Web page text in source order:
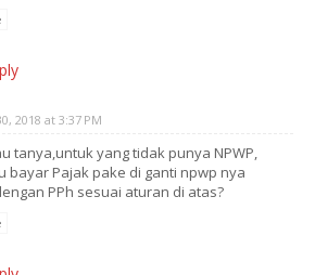
2018 at 3:37 PM
tanya,untuk yang tidak punya NPWP,
bayar Pajak pake di ganti npwp nya
PPh sesuai aturan di atas?